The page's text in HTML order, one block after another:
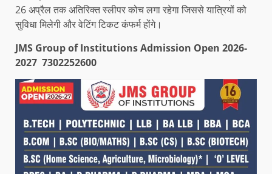
26 अप्रैल तक अतिरिक्त स्लीपर कोच लगा रहेगा जिससे यात्रियों को
सुविधा मिलेगी और वेटिंग टिकट कंफर्म होंगे।
JMS Group of Institutions Admission Open 2026-
2027 7302252600